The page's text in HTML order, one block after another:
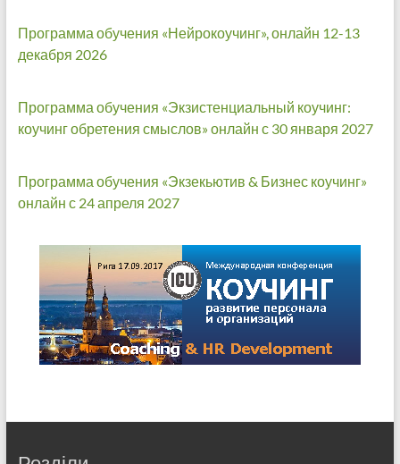
Программа обучения «Нейрокоучинг», онлайн 12-13
декабря 2026
Программа обучения «Экзистенциальный коучинг:
коучинг обретения смыслов» онлайн с 30 января 2027
Программа обучения «Экзекьютив & Бизнес коучинг»
онлайн с 24 апреля 2027